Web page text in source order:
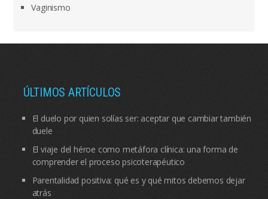
Vaginismo
ÚLTIMOS ARTÍCULOS
El duelo por quien solías ser: aceptar que cambiar también
duele
El viaje del héroe como metáfora clínica: una forma de
comprender el proceso psicoterapéutico
Parentalidad positiva: qué es y qué mitos debemos dejar
atrás